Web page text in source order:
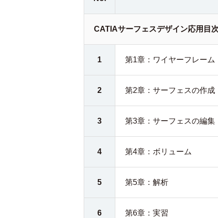
CATIAサーフェスデザイン応用目
1 第1章：ワイヤーフレーム
2 第2章：サーフェスの作成
3 第3章：サーフェスの編集
4 第4章：ボリューム
5 第5章：解析
6 第6章：実習